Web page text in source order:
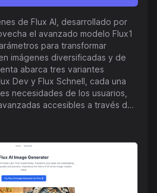
de Flux AI, desarrollado por
el avanzado modelo Flux1
para transformar
imágenes diversificadas y de
abarca tres variantes
Dev y Flux Schnell, cada una
necesidades de los usuarios,
accesibles a través de
abierto y optimizadas
proyectos artísticos,
educativos, y más. Prioriza
con una interfaz intuitiva, que
en tiempo real y vista